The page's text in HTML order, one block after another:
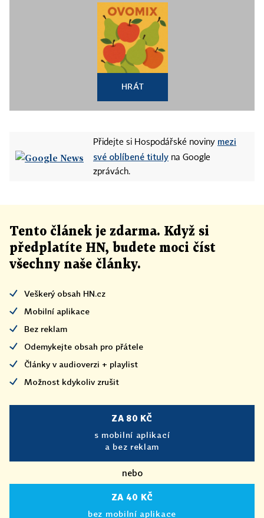
HRÁT
Přidejte si Hospodářské noviny mezi
své oblíbené tituly na Google
zprávách.
Tento článek je zdarma. Když si
předplatíte HN, budete moci číst
všechny naše články.
Veškerý obsah HN.cz
Mobilní aplikace
Bez reklam
Odemykejte obsah pro přátele
Články v audioverzi + playlist
Možnost kdykoliv zrušit
ZA 80 KČ
s mobilní aplikací
a bez reklam
nebo
ZA 40 KČ
bez mobilní aplikace